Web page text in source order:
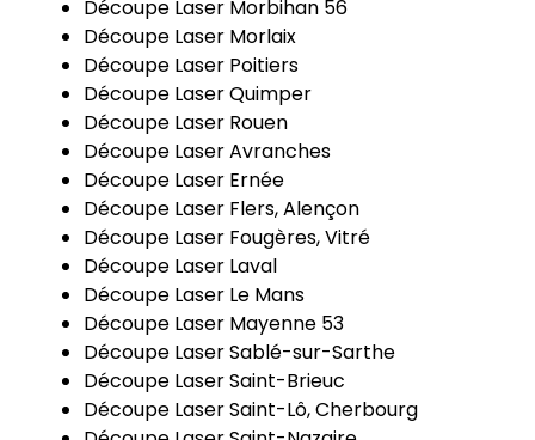
Découpe Laser Morbihan 56
Découpe Laser Morlaix
Découpe Laser Poitiers
Découpe Laser Quimper
Découpe Laser Rouen
Découpe Laser Avranches
Découpe Laser Ernée
Découpe Laser Flers, Alençon
Découpe Laser Fougères, Vitré
Découpe Laser Laval
Découpe Laser Le Mans
Découpe Laser Mayenne 53
Découpe Laser Sablé-sur-Sarthe
Découpe Laser Saint-Brieuc
Découpe Laser Saint-Lô, Cherbourg